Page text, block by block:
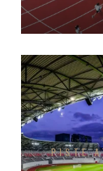
PISTE